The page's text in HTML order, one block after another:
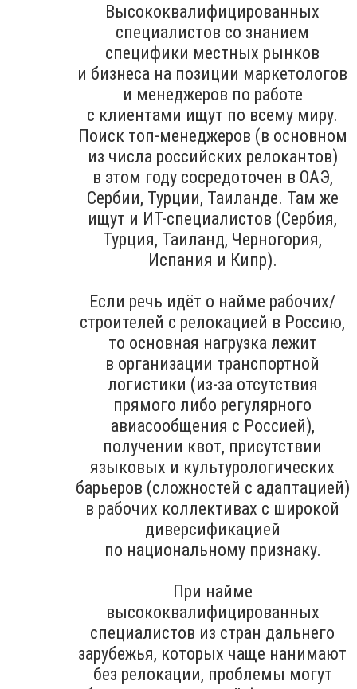
Высококвалифицированных
специалистов со знанием
специфики местных рынков
и бизнеса на позиции маркетологов
и менеджеров по работе
с клиентами ищут по всему миру.
Поиск топ-менеджеров (в основном
из числа российских релокантов)
в этом году сосредоточен в ОАЭ,
Сербии, Турции, Таиланде. Там же
ищут и ИТ-специалистов (Сербия,
Турция, Таиланд, Черногория,
Испания и Кипр).
Если речь идёт о найме рабочих/
строителей с релокацией в Россию,
то основная нагрузка лежит
в организации транспортной
логистики (из-за отсутствия
прямого либо регулярного
авиасообщения с Россией),
получении квот, присутствии
языковых и культурологических
барьеров (сложностей с адаптацией)
в рабочих коллективах с широкой
диверсификацией
по национальному признаку.
При найме
высококвалифицированных
специалистов из стран дальнего
зарубежья, которых чаще нанимают
без релокации, проблемы могут